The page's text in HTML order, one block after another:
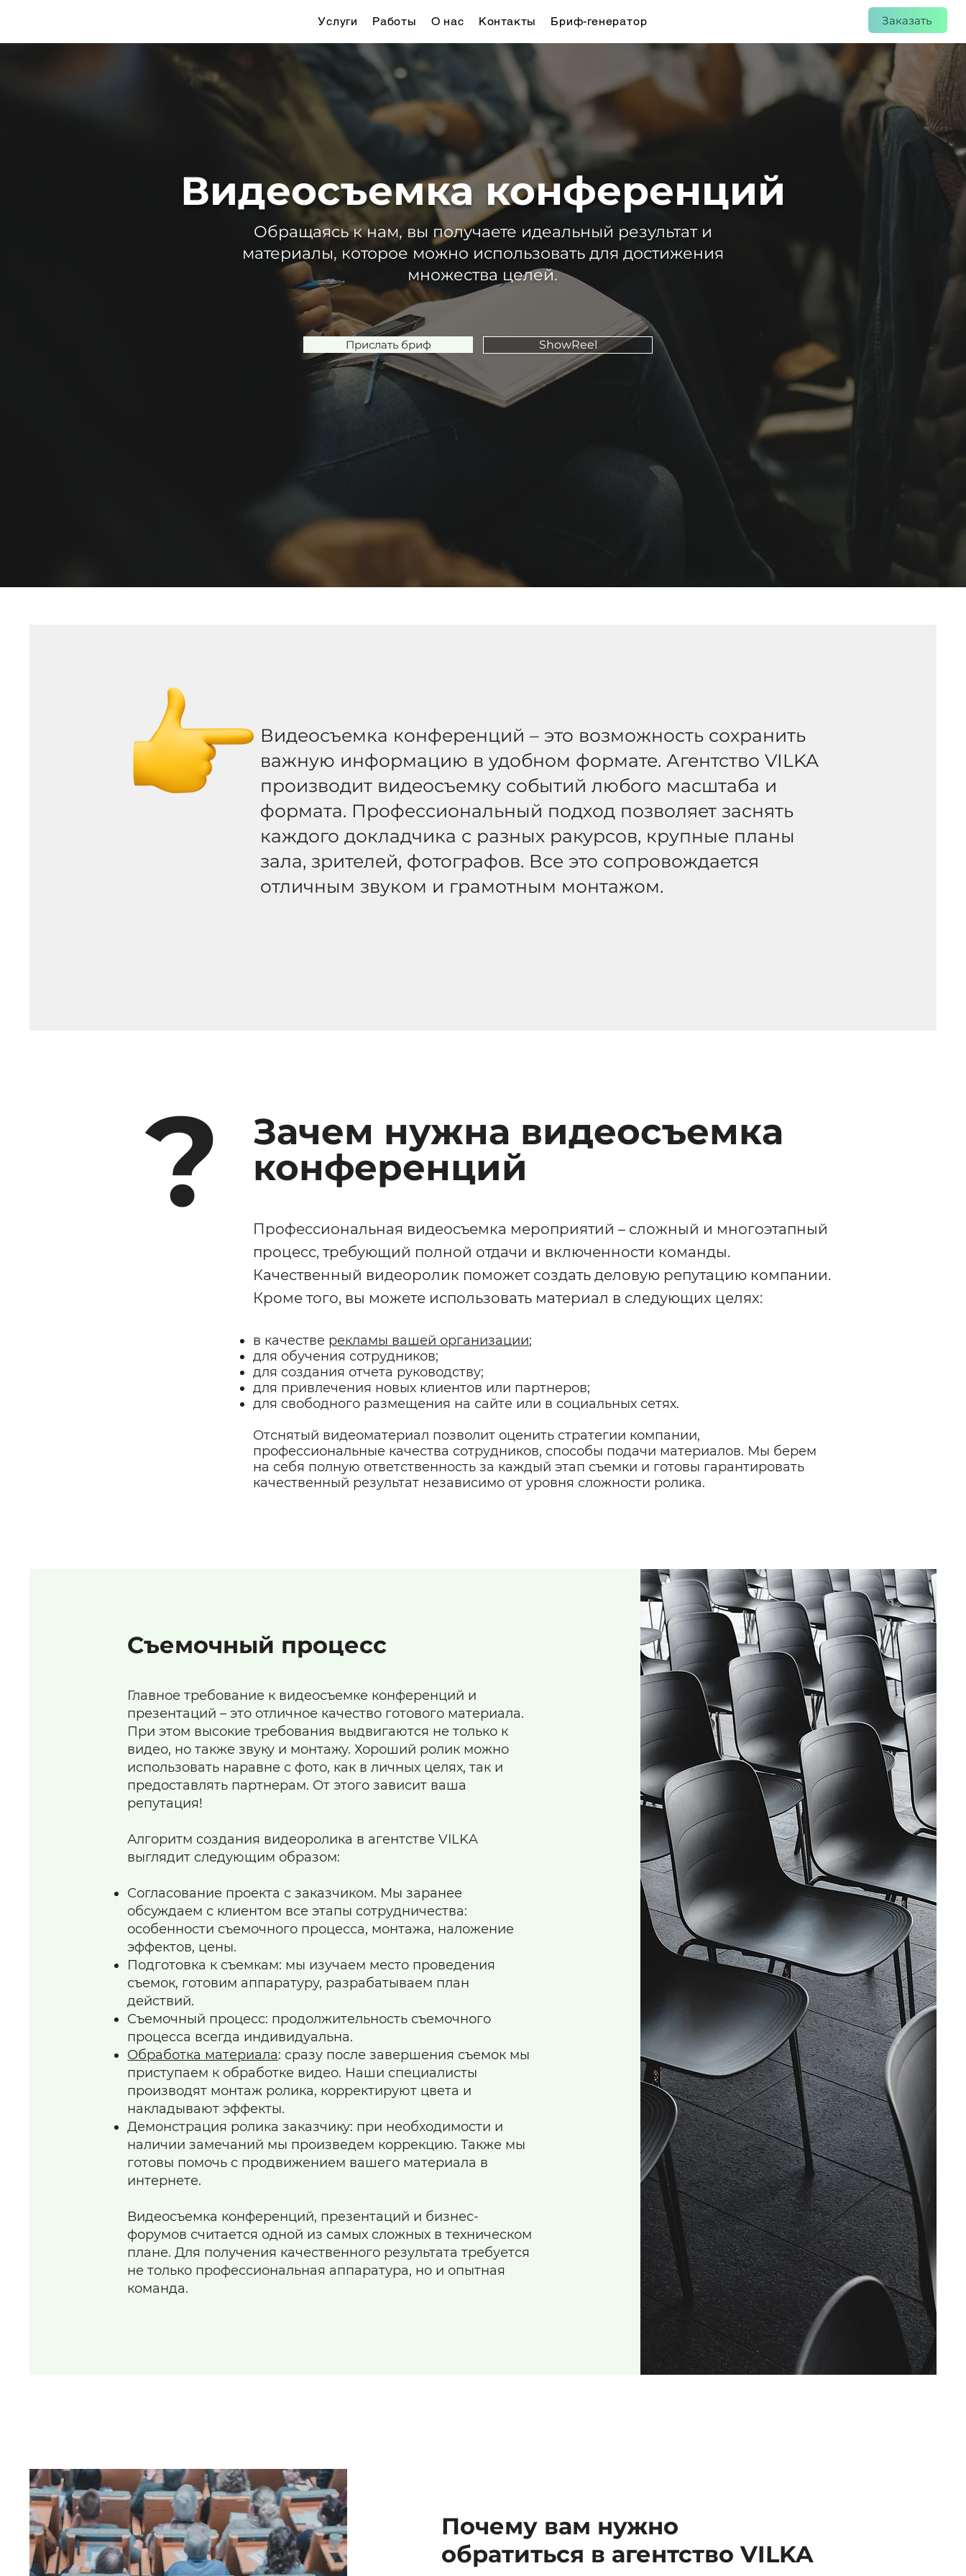
Услуги Работы О нас Контакты Бриф-генератор Заказать
Видеосъемка конференций
Обращаясь к нам, вы получаете идеальный результат и
материалы, которое можно использовать для достижения
множества целей.
Прислать бриф ShowReel
Видеосъемка конференций – это возможность сохранить
важную информацию в удобном формате. Агентство VILKA
производит видеосъемку событий любого масштаба и
формата. Профессиональный подход позволяет заснять
каждого докладчика с разных ракурсов, крупные планы
зала, зрителей, фотографов. Все это сопровождается
отличным звуком и грамотным монтажом.
?
Зачем нужна видеосъемка
конференций
Профессиональная видеосъемка мероприятий – сложный и многоэтапный
процесс, требующий полной отдачи и включенности команды.
Качественный видеоролик поможет создать деловую репутацию компании.
Кроме того, вы можете использовать материал в следующих целях:
в качестве рекламы вашей организации;
для обучения сотрудников;
для создания отчета руководству;
для привлечения новых клиентов или партнеров;
для свободного размещения на сайте или в социальных сетях.
Отснятый видеоматериал позволит оценить стратегии компании,
профессиональные качества сотрудников, способы подачи материалов. Мы берем
на себя полную ответственность за каждый этап съемки и готовы гарантировать
качественный результат независимо от уровня сложности ролика.
Съемочный процесс
Главное требование к видеосъемке конференций и
презентаций – это отличное качество готового материала.
При этом высокие требования выдвигаются не только к
видео, но также звуку и монтажу. Хороший ролик можно
использовать наравне с фото, как в личных целях, так и
предоставлять партнерам. От этого зависит ваша
репутация!
Алгоритм создания видеоролика в агентстве VILKA
выглядит следующим образом:
Согласование проекта с заказчиком. Мы заранее
обсуждаем с клиентом все этапы сотрудничества:
особенности съемочного процесса, монтажа, наложение
эффектов, цены.
Подготовка к съемкам: мы изучаем место проведения
съемок, готовим аппаратуру, разрабатываем план
действий.
Съемочный процесс: продолжительность съемочного
процесса всегда индивидуальна.
Обработка материала: сразу после завершения съемок мы
приступаем к обработке видео. Наши специалисты
производят монтаж ролика, корректируют цвета и
накладывают эффекты.
Демонстрация ролика заказчику: при необходимости и
наличии замечаний мы произведем коррекцию. Также мы
готовы помочь с продвижением вашего материала в
интернете.
Видеосъемка конференций, презентаций и бизнес-
форумов считается одной из самых сложных в техническом
плане. Для получения качественного результата требуется
не только профессиональная аппаратура, но и опытная
команда.
Почему вам нужно
обратиться в агентство VILKA